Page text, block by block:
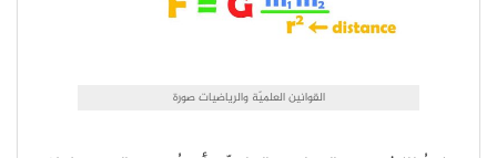
القوانين العلميّة والرياضيات صورة